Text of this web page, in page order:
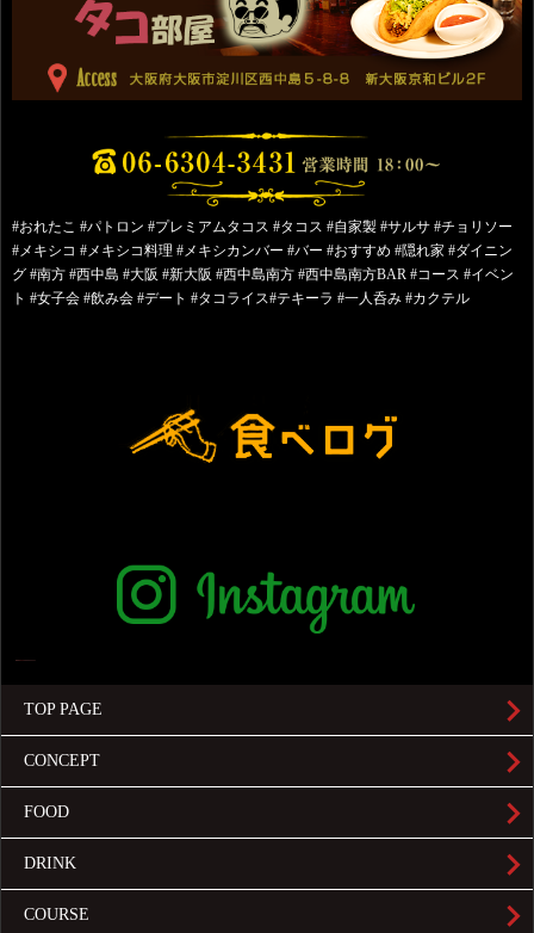
#おれたこ #パトロン #プレミアムタコス #タコス #自家製 #サルサ #チョリソー
#メキシコ #メキシコ料理 #メキシカンバー #バー #おすすめ #隠れ家 #ダイニン
グ #南方 #西中島 #大阪 #新大阪 #西中島南方 #西中島南方BAR #コース #イベン
ト #女子会 #飲み会 #デート #タコライス#テキーラ #一人呑み #カクテル
TOP PAGE
CONCEPT
FOOD
DRINK
COURSE